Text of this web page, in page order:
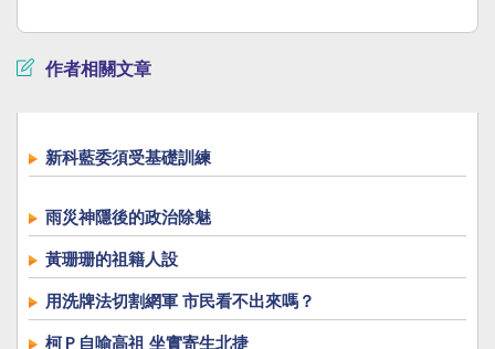
作者相關文章
新科藍委須受基礎訓練
雨災神隱後的政治除魅
黃珊珊的祖籍人設
用洗牌法切割網軍 市民看不出來嗎？
柯Ｐ自喻高祖 坐實寄生北捷